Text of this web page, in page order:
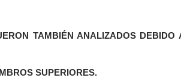
TAMBIÉN ANALIZADOS DEBIDO
SUPERIORES.